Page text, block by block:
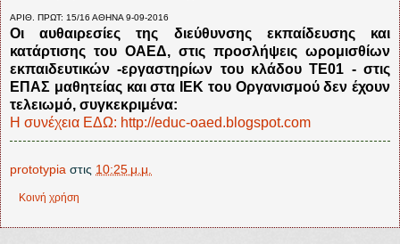
ΑΡΙΘ. ΠΡΩΤ: 15/16 ΑΘΗΝΑ 9-09-2016
Οι αυθαιρεσίες της διεύθυνσης εκπαίδευσης και
κατάρτισης του ΟΑΕΔ, στις προσλήψεις ωρομισθίων
εκπαιδευτικών -εργαστηρίων του κλάδου ΤΕ01 - στις
ΕΠΑΣ μαθητείας και στα ΙΕΚ του Οργανισμού δεν έχουν
τελειωμό, συγκεκριμένα:
Η συνέχεια ΕΔΩ: http://educ-oaed.blogspot.com
prototypia στις 10:25 μ.μ.
Κοινή χρήση